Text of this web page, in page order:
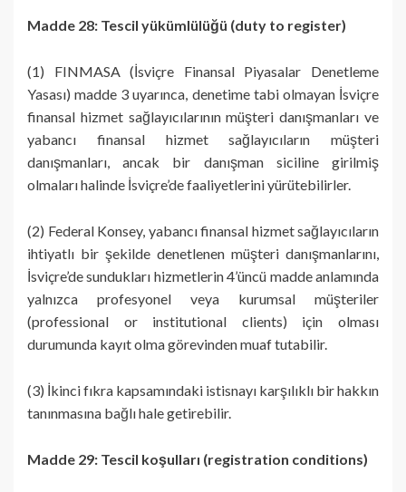
Madde 28: Tescil yükümlülüğü (duty to register)
(1) FINMASA (İsviçre Finansal Piyasalar Denetleme
Yasası) madde 3 uyarınca, denetime tabi olmayan İsviçre
finansal hizmet sağlayıcılarının müşteri danışmanları ve
yabancı finansal hizmet sağlayıcıların müşteri
danışmanları, ancak bir danışman siciline girilmiş
olmaları halinde İsviçre’de faaliyetlerini yürütebilirler.
(2) Federal Konsey, yabancı finansal hizmet sağlayıcıların
ihtiyatlı bir şekilde denetlenen müşteri danışmanlarını,
İsviçre’de sundukları hizmetlerin 4’üncü madde anlamında
yalnızca profesyonel veya kurumsal müşteriler
(professional or institutional clients) için olması
durumunda kayıt olma görevinden muaf tutabilir.
(3) İkinci fıkra kapsamındaki istisnayı karşılıklı bir hakkın
tanınmasına bağlı hale getirebilir.
Madde 29: Tescil koşulları (registration conditions)